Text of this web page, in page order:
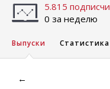
5.815
0 за неделю
Выпуски Статистика
←